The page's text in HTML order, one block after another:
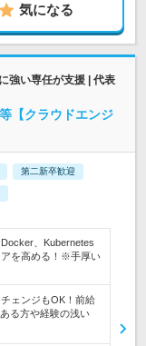
気になる
強い専任が支援 | 代表
【クラウドエンジ
第二新卒歓迎
、Kubernetes
アを高める！※手厚い
ェンジもOK！前給
る方や経験の浅い